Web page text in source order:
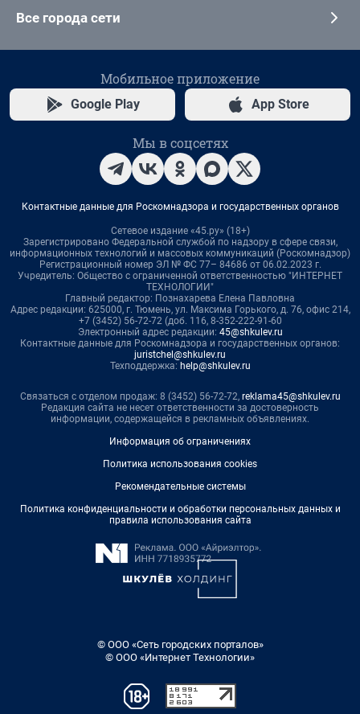
Все города сети
Мобильное приложение
Google Play App Store
Мы в соцсетях
Контактные данные для Роскомнадзора и государственных органов
Сетевое издание «45.ру» (18+)
Зарегистрировано Федеральной службой по надзору в сфере связи,
информационных технологий и массовых коммуникаций (Роскомнадзор)
Регистрационный номер ЭЛ № ФС 77– 84686 от 06.02.2023 г.
Учредитель: Общество с ограниченной ответственностью "ИНТЕРНЕТ
ТЕХНОЛОГИИ"
Главный редактор: Познахарева Елена Павловна
Адрес редакции: 625000, г. Тюмень, ул. Максима Горького, д. 76, офис 214,
+7 (3452) 56-72-72 (доб. 116, 8-352-222-91-60
Электронный адрес редакции: 45@shkulev.ru
Контактные данные для Роскомнадзора и государственных органов:
juristchel@shkulev.ru
Техподдержка: help@shkulev.ru
Связаться с отделом продаж: 8 (3452) 56-72-72, reklama45@shkulev.ru
Редакция сайта не несет ответственности за достоверность
информации, содержащейся в рекламных объявлениях.
Информация об ограничениях
Политика использования cookies
Рекомендательные системы
Политика конфиденциальности и обработки персональных данных и
правила использования сайта
© ООО «Сеть городских порталов»
© ООО «Интернет Технологии»